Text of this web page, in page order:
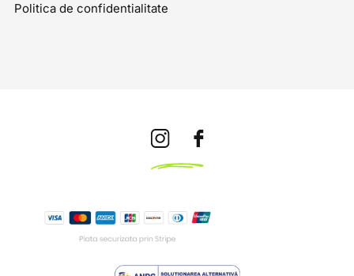
Politica de confidentialitate